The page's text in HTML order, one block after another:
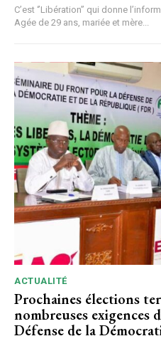
C’est ‘’Libération’’ qui donne
Agée de 29 ans, mariée et mère...
ACTUALITÉ
Prochaines élections
nombreuses exigences
Défense de la